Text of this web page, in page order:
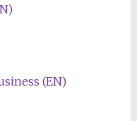
(EN)